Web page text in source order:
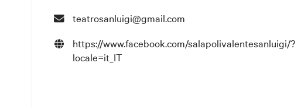
teatrosanluigi@gmail.com
https://www.facebook.com/salapolivalentesanluigi/?
locale=it_IT